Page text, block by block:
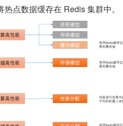
点数据缓存在 Redis 集群中。